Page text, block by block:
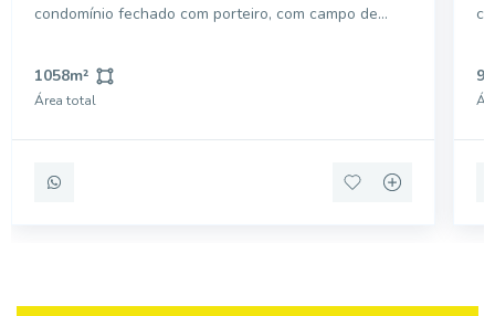
condomínio fechado com porteiro, com campo de
de vôlei, playground infantil, com lindo espaço com
verde com redes e lindo espaço zen. Localização
1058m²
Área total